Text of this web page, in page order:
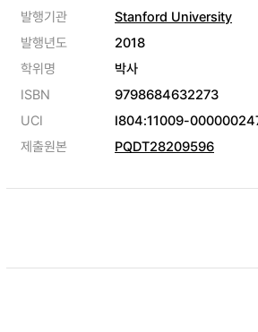
발행기관
Stanford University
발행년도
2018
학위명
박사
ISBN
9798684632273
UCI
I804:11009-
제출원본
PQDT28209596